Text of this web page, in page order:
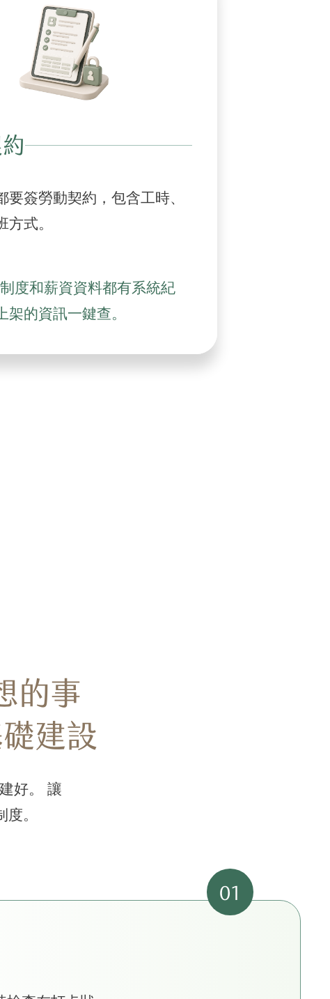
要簽勞動契約，包含工時、
方式。
度和薪資資料都有系統紀
架的資訊一鍵查。
的事
建設
好。 讓
。
01